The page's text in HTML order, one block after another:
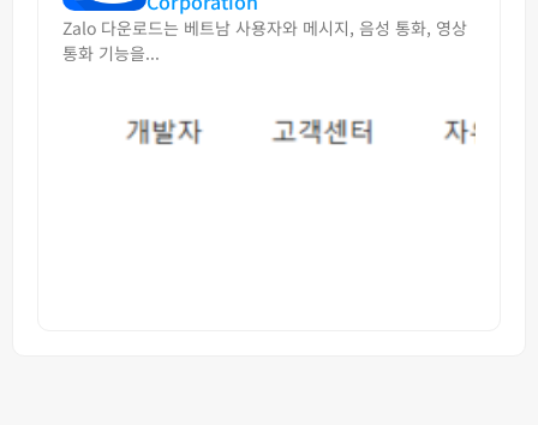
Zalo 다운로드는 베트남 사용자와 메시지, 음성 통화, 영상
통화 기능을...